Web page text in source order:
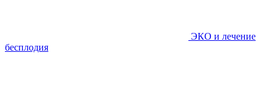
ЭКО и лечение
бесплодия